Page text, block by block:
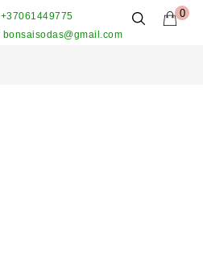
0
+37061449775
bonsaisodas@gmail.com